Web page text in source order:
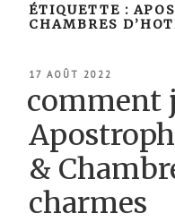
ÉTIQUETTE :
CHAMBRES
PUBLIÉ
17 AOÛT 2022
comment
&
charmes